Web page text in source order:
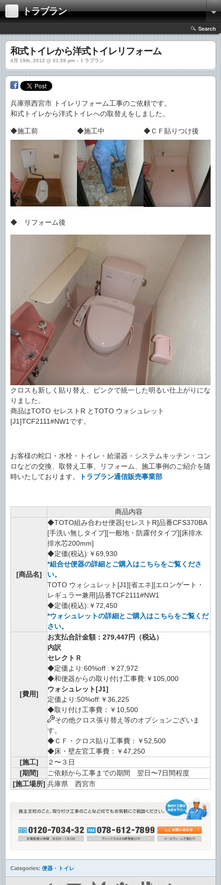
トラブラン
Search
和式トイレから洋式トイレリフォーム
4月 19th, 2012 @ 01:59 pm › トラブラン
兵庫県西宮市 トイレリフォーム工事のご依頼です。
和式トイレから洋式トイレへの取替えをしました。
◆施工前 ◆施工中 ◆ＣＦ貼りつけ後
◆ リフォーム後
クロスも新しく貼り替え、ピンクで統一した明るい仕上がりにな
りました。
商品はTOTO セレストR とTOTO ウォシュレット
[J1]TCF2111#NW1です。
お客様の蛇口・水栓・トイレ・給湯器・システムキッチン・コン
ロなどの交換、取替え工事、リフォーム、施工事例のご紹介を随
時いたしております。
トラブラン通信販売事業部
商品内容
[商品名]
◆TOTO組み合わせ便器[セレストR]品番CFS370BA
[手洗い無しタイプ][一般地・防露付タイプ][床排水
排水芯200mm]
◆定価(税込):￥69,930
*組合せ便器の詳細とご購入はこちらをご覧くださ
い。
TOTO ウォシュレット[J1][省エネ][エロンゲート・
レギュラー兼用]品番TCF2111#NW1
◆定価(税込):￥72,450
*ウォシュレットの詳細とご購入はこちらをご覧くだ
さい。
[費用]
お支払合計金額：279,447円（税込）
内訳
セレクトＲ
◆定価より:60%off :￥27,972
◆和便器からの取り付け工事費:￥105,000
ウォシュレット[J1]
定価より:50%off:￥36,225
◆取り付け工事費：￥10,500
その他クロス張り替え等のオプションございま
す。
◆ＣＦ・クロス貼り工事費：￥52,500
◆床・壁左官工事費：￥47,250
[施工]
２〜３日
[期間]
ご依頼から工事までの期間 翌日〜7日間程度
[施工場所] 兵庫県 西宮市
Categories: 便器・トイレ